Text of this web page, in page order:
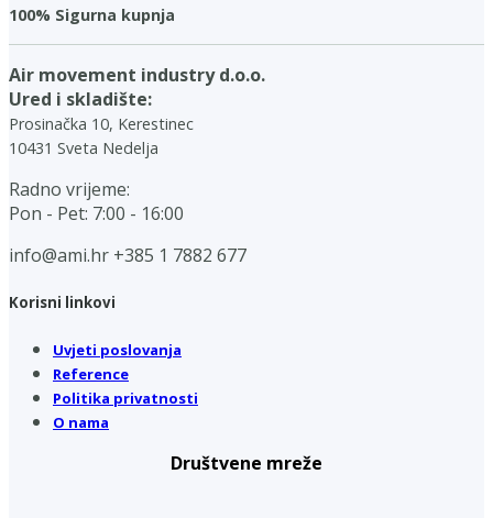
100% Sigurna kupnja
Air movement industry d.o.o.
Ured i skladište:
Prosinačka 10, Kerestinec
10431 Sveta Nedelja
Radno vrijeme:
Pon - Pet: 7:00 - 16:00
info@ami.hr +385 1 7882 677
Korisni linkovi
Uvjeti poslovanja
Reference
Politika privatnosti
O nama
Društvene mreže